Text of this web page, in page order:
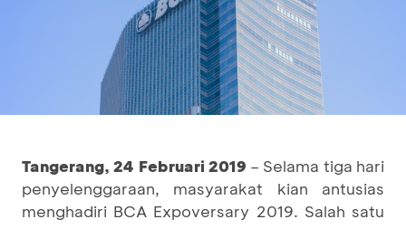
Tangerang,24 Februari 2019 – Selama tiga hari
penyelenggaraan, masyarakat kian antusias
menghadiri BCA Expoversary 2019. Salah satu